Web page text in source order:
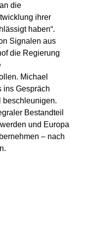
die
ihrer
haben“.
Signalen aus
die Regierung
Michael
ins Gespräch
beschleunigen.
Bestandteil
und Europa
– nach